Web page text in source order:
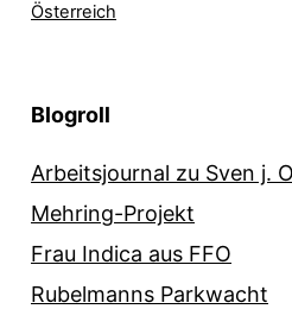
Österreich
Blogroll
Arbeitsjournal zu Sven j.
Mehring-Projekt
Frau Indica aus FFO
Rubelmanns Parkwacht